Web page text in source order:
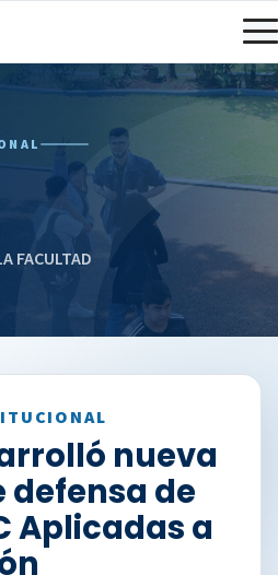
FACULTAD
nueva
defensa de
Aplicadas a